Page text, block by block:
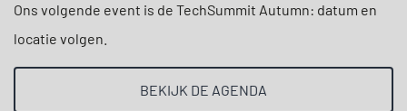
Ons volgende event is de TechSummit Autumn: datum en
locatie volgen.
BEKIJK DE AGENDA